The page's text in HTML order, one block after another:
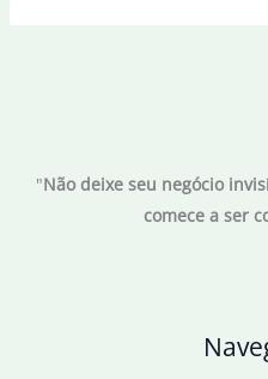
ele
"Não deixe seu negócio
comece a ser